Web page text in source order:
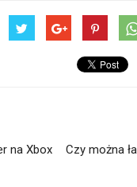
w
nowym
oknie)
się
nowym
oknie)
na Xbox
Czy można